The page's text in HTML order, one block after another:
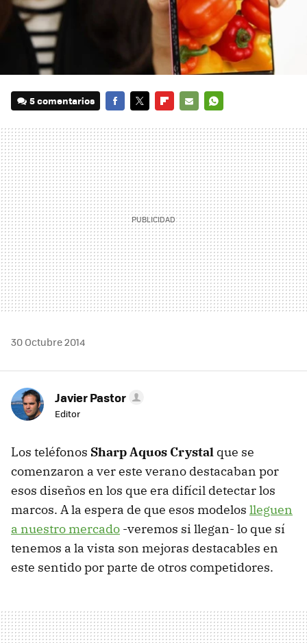
5 comentarios
MAIL
30 Octubre 2014
Javier Pastor
Editor
Los teléfonos Sharp Aquos Crystal que se
comenzaron a ver este verano destacaban por
esos diseños en los que era difícil detectar los
marcos. A la espera de que esos modelos lleguen
a nuestro mercado -veremos si llegan- lo que sí
tenemos a la vista son mejoras destacables en
este sentido por parte de otros competidores.